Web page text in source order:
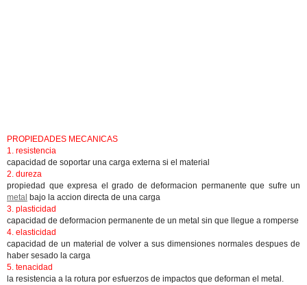
PROPIEDADES MECANICAS
1. resistencia
capacidad de soportar una carga externa si el material
2. dureza
propiedad que expresa el grado de deformacion permanente que sufre un
metal bajo la accion directa de una carga
3. plasticidad
capacidad de deformacion permanente de un metal sin que llegue a romperse
4. elasticidad
capacidad de un material de volver a sus dimensiones normales despues de
haber sesado la carga
5. tenacidad
la resistencia a la rotura por esfuerzos de impactos que deforman el metal.